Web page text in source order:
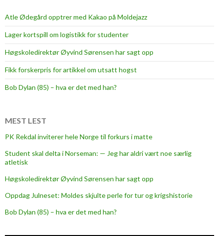
e
n
t
t
i
l
o
r
A
-
s
Atle Ødegård opptrer med Kakao på Moldejazz
Lager kortspill om logistikk for studenter
Høgskoledirektør Øyvind Sørensen har sagt opp
Fikk forskerpris for artikkel om utsatt hogst
Bob Dylan (85) – hva er det med han?
MEST LEST
PK Rekdal inviterer hele Norge til forkurs i matte
Student skal delta i Norseman: — Jeg har aldri vært noe særlig
atletisk
Høgskoledirektør Øyvind Sørensen har sagt opp
Oppdag Julneset: Moldes skjulte perle for tur og krigshistorie
Bob Dylan (85) – hva er det med han?